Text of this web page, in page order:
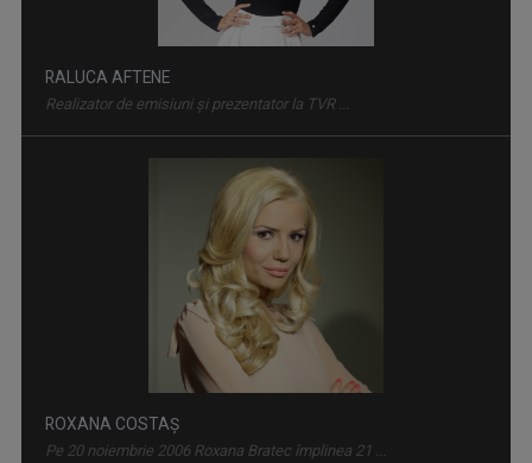
INVITAȚIE LA SPECTACOL
Spectacole de teatru, operă, balet, muzică ...
RALUCA AFTENE
Realizator de emisiuni şi prezentator la TVR ...
ROXANA COSTAŞ
Pe 20 noiembrie 2006 Roxana Bratec împlinea 21 ...